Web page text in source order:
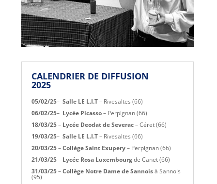
CALENDRIER DE DIFFUSION
2025
05/02/25– Salle LE L.I.T– Rivesaltes (66)
06/02/25– Lycée Picasso– Perpignan (66)
18/03/25– Lycée Deodat de Severac– Céret (66)
19/03/25– Salle LE L.I.T– Rivesaltes (66)
20/03/25–Collège Saint Exupery– Perpignan (66)
21/03/25– Lycée Rosa Luxembourgde Canet (66)
31/03/25–Collège Notre Dame de Sannoisà Sannois
(95)